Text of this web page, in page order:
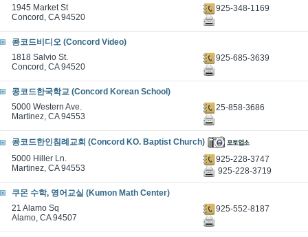
1945 Market St
Concord, CA 94520
925-348-1169
콩코드비디오 (Concord Video)
1818 Salvio St.
Concord, CA 94520
925-685-3639
콩코드한국학교 (Concord Korean School)
5000 Western Ave.
Martinez, CA 94553
25-858-3686
콩코드한인침례교회 (Concord KO. Baptist Church)
5000 Hiller Ln.
Martinez, CA 94553
925-228-3747
925-228-3719
쿠몬 수학, 영어교실 (Kumon Math Center)
21 Alamo Sq
Alamo, CA 94507
925-552-8187